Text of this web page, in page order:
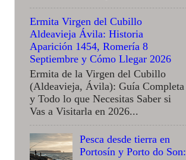
Ermita Virgen del Cubillo
Aldeavieja Ávila: Historia
Aparición 1454, Romería 8
Septiembre y Cómo Llegar 2026
Ermita de la Virgen del Cubillo
(Aldeavieja, Ávila): Guía Completa
y Todo lo que Necesitas Saber si
Vas a Visitarla en 2026...
Pesca desde tierra en
Portosín y Porto do Son: